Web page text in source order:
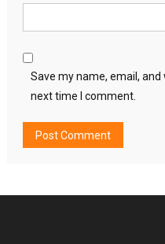
Save my name, email,
next time I comment.